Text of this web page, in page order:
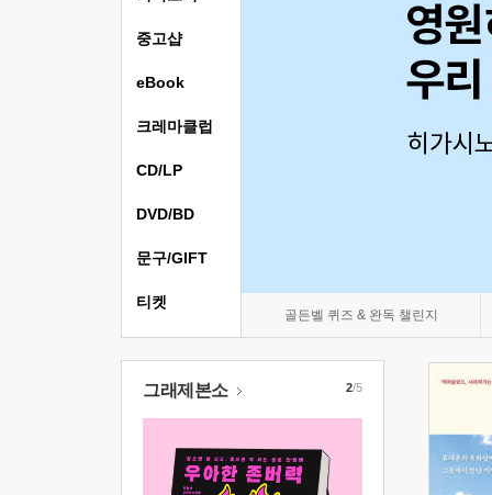
골든벨 퀴즈 & 완독 챌린지
중고샵
eBook
크레마클럽
CD/LP
DVD/BD
문구/GIFT
티켓
그래제본소 2/5